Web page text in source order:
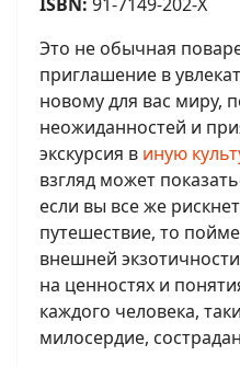
Это не обычная
приглашение в
новому для вас миру,
неожиданностей и
экскурсия в иную
взгляд может
если вы все же
путешествие, то
внешней
на ценностях и
каждого человека,
милосердие,